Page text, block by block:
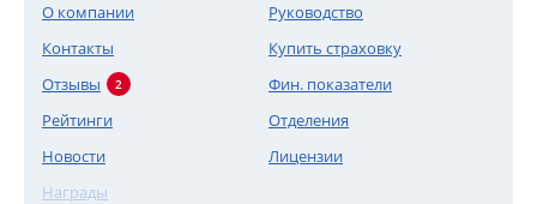
Автозащита
КАСКО
О компании
Руководство
Контакты
Купить страховку
Отзывы
2
Фин. показатели
Рейтинги
Отделения
Новости
Лицензии
Награды